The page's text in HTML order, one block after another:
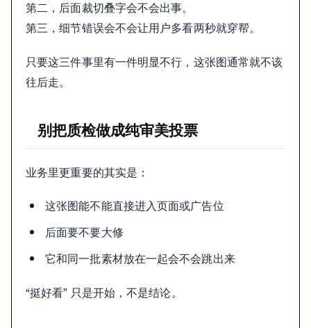
第二，后面裁切叠字会不会出事。
第三，细节错误会不会让用户多看两秒就穿帮。
只要这三件事里有一件明显不行，这张图通常就不该
往后走。
别把质检做成纯审美投票
业务里更重要的其实是：
这张图能不能直接进入页面或广告位
后面要不要大修
它和同一批素材放在一起会不会跳出来
“挺好看” 只是开始，不是结论。